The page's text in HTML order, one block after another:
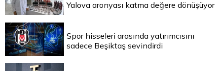
Yalova aronyası katma değere dönüşüyor
Spor hisseleri arasında yatırımcısını
sadece Beşiktaş sevindirdi